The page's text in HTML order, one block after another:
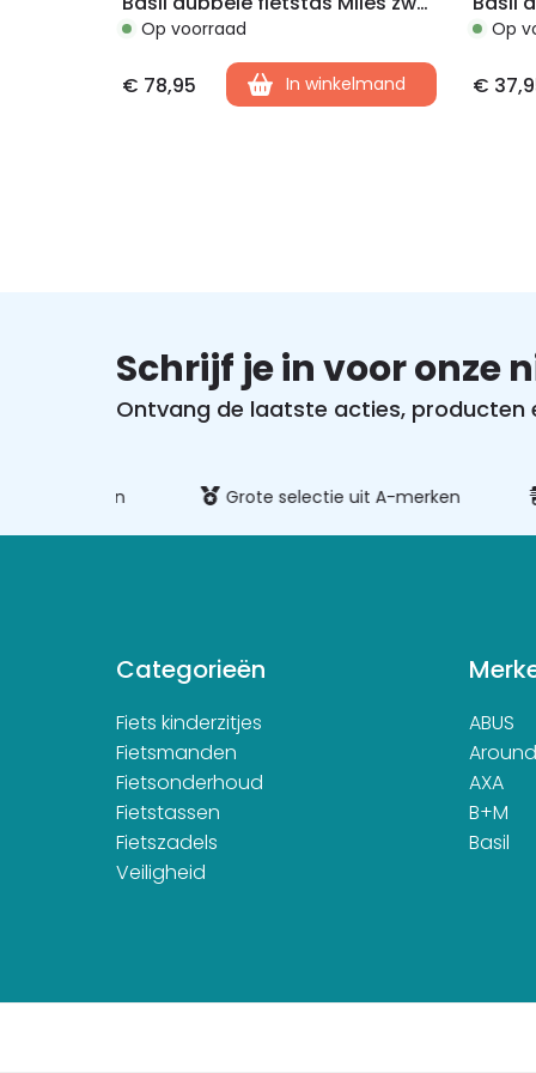
Op voorraad
€ 78,95 In winkelmand
Op
€
Schrijf je in voor onze
Ontvang de laatste acties, producten
Grote selectie uit A-merken
Categorieën
Fiets kinderzitjes
Fietsmanden
Fietsonderhoud
Fietstassen
Fietszadels
Veiligheid
ABUS
Around
AXA
B+M
Basil